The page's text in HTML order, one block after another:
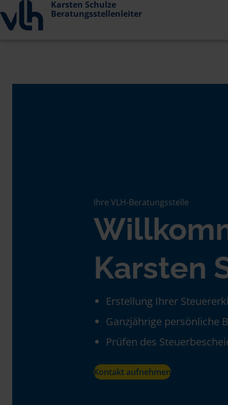
Karsten Schulze
Beratungsstellenleiter
Ihre VLH-Beratungsstelle
Karsten
Erstellung Ihrer
Ganzjährige persönliche
Prüfen des
Kontakt aufnehmen